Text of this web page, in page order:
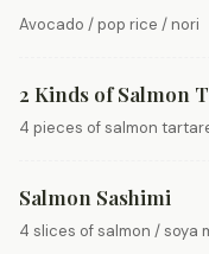
Avocado / pop rice / nori
2 Kinds of Salmon
4 pieces of salmon
Salmon Sashimi
4 slices of salmon / soya